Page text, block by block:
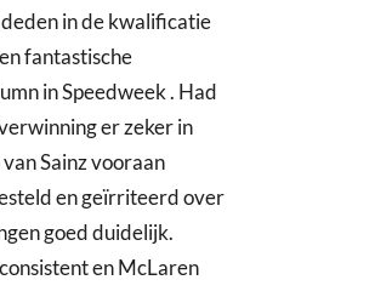
in de kwalificatie
fantastische
in Speedweek . Had
er zeker in
Sainz vooraan
en geïrriteerd over
goed duidelijk.
en McLaren